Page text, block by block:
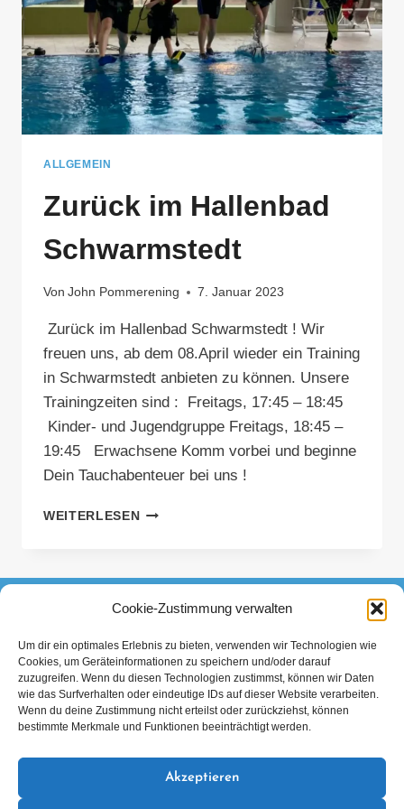
Cookie-Zustimmung verwalten
Um dir ein optimales Erlebnis zu bieten, verwenden wir Technologien wie
Cookies, um Geräteinformationen zu speichern und/oder darauf
zuzugreifen. Wenn du diesen Technologien zustimmst, können wir Daten
wie das Surfverhalten oder eindeutige IDs auf dieser Website verarbeiten.
Wenn du deine Zustimmung nicht erteilst oder zurückziehst, können
bestimmte Merkmale und Funktionen beeinträchtigt werden.
Akzeptieren
ALLGEMEIN
Zurück im Hallenbad
Schwarmstedt
Von John Pommerening 7. Januar 2023
Zurück im Hallenbad Schwarmstedt ! Wir
freuen uns, ab dem 08.April wieder ein Training
in Schwarmstedt anbieten zu können. Unsere
Trainingzeiten sind : Freitags, 17:45 – 18:45
Kinder- und Jugendgruppe Freitags, 18:45 –
19:45 Erwachsene Komm vorbei und beginne
Dein Tauchabenteuer bei uns !
WEITERLESENZURÜCK
Datenschutzerklärung Impressum